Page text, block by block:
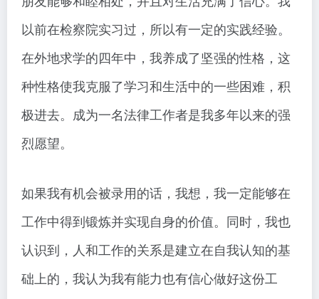
以前在检察院实习过，所以有一定的实践经验。
在外地求学的四年中，我养成了坚强的性格，这
种性格使我克服了学习和生活中的一些困难，积
极进去。成为一名法律工作者是我多年以来的强
烈愿望。
如果我有机会被录用的话，我想，我一定能够在
工作中得到锻炼并实现自身的价值。同时，我也
认识到，人和工作的关系是建立在自我认知的基
础上的，我认为我有能力也有信心做好这份工